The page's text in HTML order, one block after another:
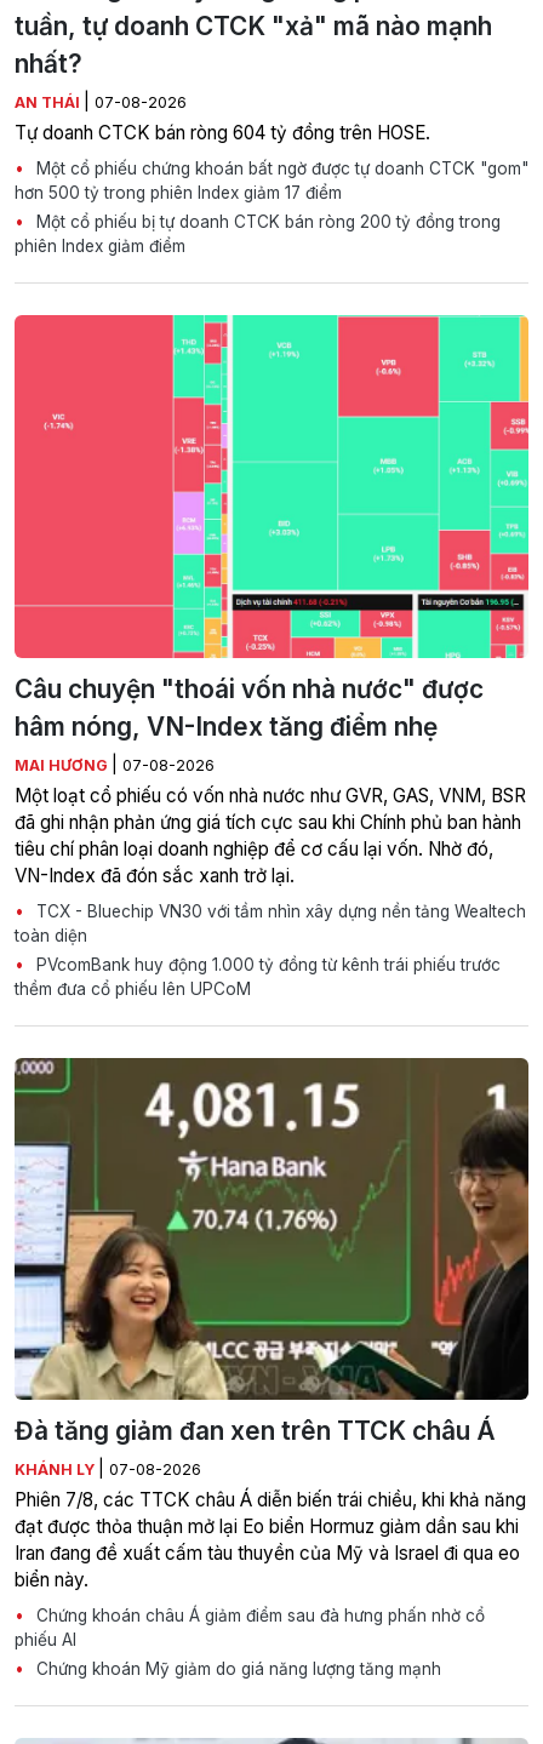
tuần, tự doanh CTCK "xả" mã nào mạnh
nhất?
AN THÁI 07-08-2026
Tự doanh CTCK bán ròng 604 tỷ đồng trên HOSE.
Một cổ phiếu chứng khoán bất ngờ được tự doanh CTCK "gom"
hơn 500 tỷ trong phiên Index giảm 17 điểm
Một cổ phiếu bị tự doanh CTCK bán ròng 200 tỷ đồng trong
phiên Index giảm điểm
Câu chuyện "thoái vốn nhà nước" được
hâm nóng, VN-Index tăng điểm nhẹ
MAI HƯƠNG 07-08-2026
Một loạt cổ phiếu có vốn nhà nước như GVR, GAS, VNM, BSR
đã ghi nhận phản ứng giá tích cực sau khi Chính phủ ban hành
tiêu chí phân loại doanh nghiệp để cơ cấu lại vốn. Nhờ đó,
VN-Index đã đón sắc xanh trở lại.
TCX - Bluechip VN30 với tầm nhìn xây dựng nền tảng Wealtech
toàn diện
PVcomBank huy động 1.000 tỷ đồng từ kênh trái phiếu trước
thềm đưa cổ phiếu lên UPCoM
Đà tăng giảm đan xen trên TTCK châu Á
KHÁNH LY 07-08-2026
Phiên 7/8, các TTCK châu Á diễn biến trái chiều, khi khả năng
đạt được thỏa thuận mở lại Eo biển Hormuz giảm dần sau khi
Iran đang đề xuất cấm tàu thuyền của Mỹ và Israel đi qua eo
biển này.
Chứng khoán châu Á giảm điểm sau đà hưng phấn nhờ cổ
phiếu AI
Chứng khoán Mỹ giảm do giá năng lượng tăng mạnh